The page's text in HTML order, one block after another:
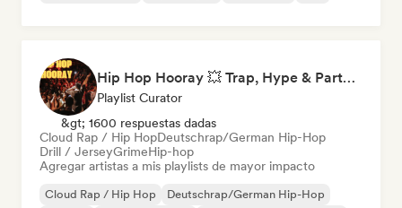
Hip Hop Hooray 💥 Trap, Hype & Party Rap Bangers
Playlist Curator
&gt; 1600 respuestas dadas
Cloud Rap / Hip HopDeutschrap/German Hip-Hop
Drill / JerseyGrimeHip-hop
Agregar artistas a mis playlists de mayor impacto
Cloud Rap / Hip Hop
Deutschrap/German Hip-Hop